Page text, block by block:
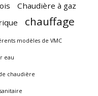
Chaudière à gaz
chauffage
modèles de VMC
eau
chaudière